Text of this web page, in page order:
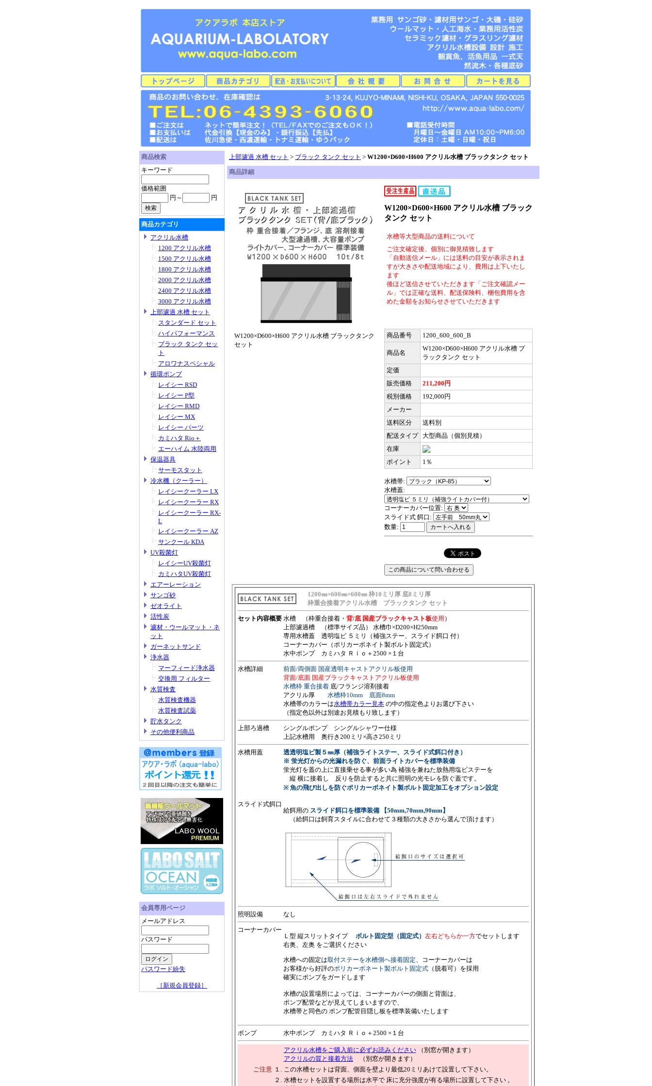
商品検索
キーワード
価格範囲
円～
円
商品カテゴリ
アクリル水槽
1200 アクリル水槽
1500 アクリル水槽
1800 アクリル水槽
2000 アクリル水槽
2400 アクリル水槽
3000 アクリル水槽
上部濾過 水槽 セット
スタンダード セット
ハイパフォーマンス
ブラック タンク セッ
ト
アロワナスペシャル
循環ポンプ
レイシー RSD
レイシー P型
レイシー RMD
レイシー MX
レイシー パーツ
カミハタ Rio＋
エーハイム 水陸両用
保温器具
サーモスタット
冷水機（クーラー）
レイシークーラー LX
レイシークーラー RX
レイシークーラー RX-
L
レイシークーラー AZ
サンクール KDA
UV殺菌灯
レイシーUV殺菌灯
カミハタUV殺菌灯
エアーレーション
サンゴ砂
ゼオライト
活性炭
濾材・ウールマット・ネ
ット
ガーネットサンド
浄水器
マーフィード浄水器
交換用 フィルター
水質検査
水質検査機器
水質検査試薬
貯水タンク
その他便利商品
会員専用ページ
メールアドレス
パスワード
パスワード紛失
［新規会員登録］
上部濾過 水槽 セット > ブラック タンク セット > W1200×D600×H600 アクリル水槽 ブラックタンク セット
商品詳細
W1200×D600×H600 アクリル水槽 ブラックタンク
セット
W1200×D600×H600 アクリル水槽 ブラック
タンク セット
水槽等大型商品の送料について
ご注文確定後、個別に御見積致します
「自動送信メール」には送料の目安が表示されま
すが大きさや配送地域により、費用は上下いたし
ます
後ほど送信させていただきます「ご注文確認メー
ル」では正確な送料、配送保険料、梱包費用を含
めた金額をお知らせさせていただきます
商品番号 1200_600_600_B
商品名
W1200×D600×H600 アクリル水槽 ブ
ラックタンク セット
定価
販売価格
211,200円
税別価格
192,000円
メーカー
送料区分
送料別
配送タイプ
大型商品（個別見積）
在庫
ポイント
1％
水槽帯:
水槽蓋:
コーナーカバー位置:
スライド式 餌口:
数量:
1200㎜×600㎜×600㎜ 枠10ミリ厚 底8ミリ厚
枠重合接着アクリル水槽 ブラックタンク セット
セット内容概要 水槽 （枠重合接着・ 背/底 国産ブラックキャスト板使用 ）
上部濾過槽 （標準サイズ品） 水槽巾×D200×H250mm
専用水槽蓋 透明塩ビ ５ミリ（補強ステー、スライド餌口 付）
コーナーカバー（ポリカーボネイト製ボルト固定式）
水中ポンプ カミハタ Ｒｉｏ＋2500 ×１台
水槽詳細
前面/両側面 国産透明キャストアクリル板使用
背面/底面 国産ブラックキャストアクリル板使用
水槽枠 重合接着 底/フランジ溶剤接着
アクリル厚 水槽枠10mm 底面8mm
水槽帯のカラーは水槽帯カラー見本 の中の指定色よりお選び下さい
（指定色以外は別途お見積もり致します）
上部ろ過槽
シングルポンプ シングルシャワー仕様
上記水槽用 奥行き200ミリ×高さ250ミリ
水槽用蓋 透透明塩ビ製５㎜厚 （補強ライトステー、スライド式餌口付き）
※ 蛍光灯からの光漏れを防ぐ、前面ライトカバーを標準装備
蛍光灯を蓋の上に直接乗せる事が多い為 補強を兼ねた放熱用塩ビステーを
縦 横に接着し 反りを防止すると共に照明の光モレを防ぐ蓋です。
※ 魚の飛び出しを防ぐポリカーボネイト製ボルト固定加工をオプション設定
スライド式餌口
給餌用の スライド餌口を標準装備 【50mm,70mm,90mm】
（給餌口は飼育スタイルに合わせて３種類の大きさから選んで頂けます）
照明設備 なし
コーナーカバー
Ｌ型 縦スリットタイプ
ボルト固定型（固定式） 左右どちらか一方でセットします
右奥、左奥 をご選択ください
水槽への固定は取付ステーを水槽側へ接着固定 、コーナーカバーは
お客様から好評のポリカーボネート製ボルト固定式 （脱着可）を採用
確実にポンプをガードします
水槽の設置場所によっては、コーナーカバーの側面と背面は、
ポンプ配管などが見えてしまいますので、
水槽帯と同色の ポンプ配管目隠し板を標準装備いたします
ポンプ 水中ポンプ カミハタ Ｒｉｏ＋2500 ×１台
アクリル水槽をご購入前に必ずお読みください（別窓が開きます）
アクリルの質と接着方法（別窓が開きます）
ご注意 １.
この水槽セットは背面、側面を壁より最低20ミリあけて設置して下さい。
２.
水槽セットを設置する場所は水平で 床に充分強度が有る場所に設置して下さい 。